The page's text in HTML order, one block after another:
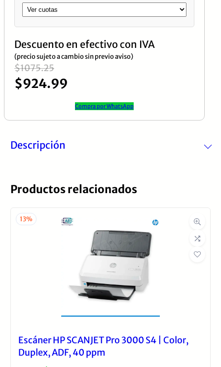
Descuento en efectivo con IVA
(precio sujeto a cambio sin previo aviso)
$1075.25
El
precio
era:
$1075.25.
$924.99
El
precio
es:
$924.99.
Compra por WhatsApp
Descripción
Productos relacionados
13%
Escáner HP SCANJET Pro 3000 S4 | Color,
Duplex, ADF, 40 ppm